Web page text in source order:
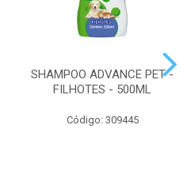
SHAMPOO ADVANCE PET -
FILHOTES - 500ML
Código: 309445